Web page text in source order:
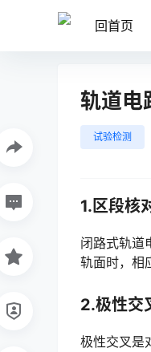
回首页
轨道电
试验检测
1.区段核
闭路式轨道
轨面时，相
2.极性交
极性交叉是